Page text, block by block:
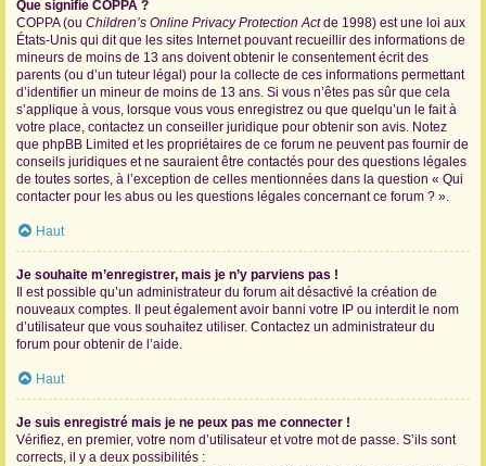
Que signifie COPPA ?
COPPA (ou Children’s Online Privacy Protection Actde 1998) est une loi aux
États-Unis qui dit que les sites Internet pouvant recueillir des informations de
mineurs de moins de 13 ans doivent obtenir le consentement écrit des
parents (ou d’un tuteur légal) pour la collecte de ces informations permettant
d’identifier un mineur de moins de 13 ans. Si vous n’êtes pas sûr que cela
s’applique à vous, lorsque vous vous enregistrez ou que quelqu’un le fait à
votre place, contactez un conseiller juridique pour obtenir son avis. Notez
que phpBB Limited et les propriétaires de ce forum ne peuvent pas fournir de
conseils juridiques et ne sauraient être contactés pour des questions légales
de toutes sortes, à l’exception de celles mentionnées dans la question « Qui
contacter pour les abus ou les questions légales concernant ce forum ? ».
Haut
Je souhaite m’enregistrer, mais je n’y parviens pas !
Il est possible qu’un administrateur du forum ait désactivé la création de
nouveaux comptes. Il peut également avoir banni votre IP ou interdit le nom
d’utilisateur que vous souhaitez utiliser. Contactez un administrateur du
forum pour obtenir de l’aide.
Haut
Je suis enregistré mais je ne peux pas me connecter !
Vérifiez, en premier, votre nom d’utilisateur et votre mot de passe. S’ils sont
corrects, il y a deux possibilités :